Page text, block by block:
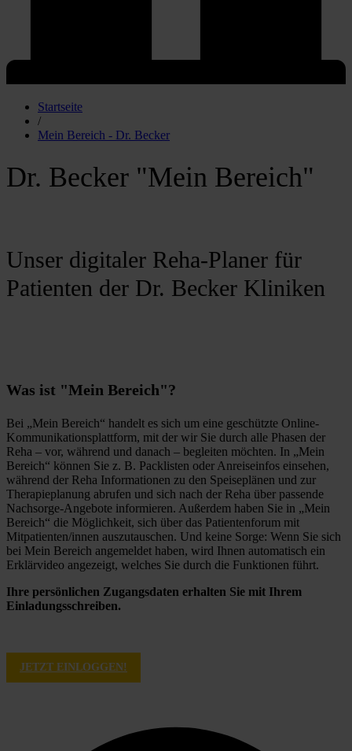
Startseite
/
Mein Bereich - Dr. Becker
Dr. Becker "Mein Bereich"
Unser digitaler Reha-Planer für
Patienten der Dr. Becker Kliniken
Was ist "Mein Bereich"?
Bei „Mein Bereich“ handelt es sich um eine geschützte Online-
Kommunikationsplattform, mit der wir Sie durch alle Phasen der
Reha – vor, während und danach – begleiten möchten. In „Mein
Bereich“ können Sie z. B. Packlisten oder Anreiseinfos einsehen,
während der Reha Informationen zu den Speiseplänen und zur
Therapieplanung abrufen und sich nach der Reha über passende
Nachsorge-Angebote informieren. Außerdem haben Sie in „Mein
Bereich“ die Möglichkeit, sich über das Patientenforum mit
Mitpatienten/innen auszutauschen. Und keine Sorge: Wenn Sie sich
bei Mein Bereich angemeldet haben, wird Ihnen automatisch ein
Erklärvideo angezeigt, welches Sie durch die Funktionen führt.
Ihre persönlichen Zugangsdaten erhalten Sie mit Ihrem
Einladungsschreiben.
JETZT EINLOGGEN!